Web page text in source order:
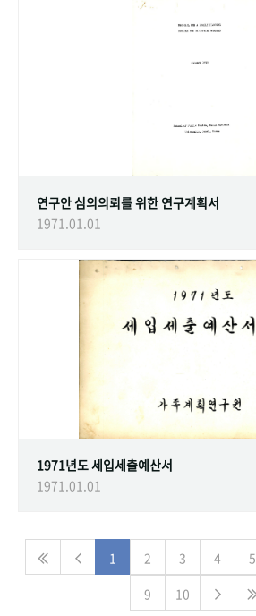
연구안 심의의뢰를 위한 연구계획서
1971.01.01
1971년도 세입세출예산서
1971.01.01
1 2 3 4 5
9
10